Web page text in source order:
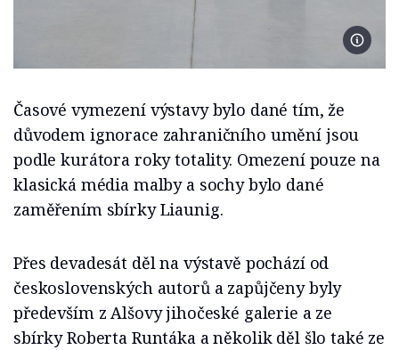
Foto
Časové vymezení výstavy bylo dané tím, že
důvodem ignorace zahraničního umění jsou
podle kurátora roky totality. Omezení pouze na
klasická média malby a sochy bylo dané
zaměřením sbírky Liaunig.
Přes devadesát děl na výstavě pochází od
československých autorů a zapůjčeny byly
především z Alšovy jihočeské galerie a ze
sbírky Roberta Runtáka a několik děl šlo také ze